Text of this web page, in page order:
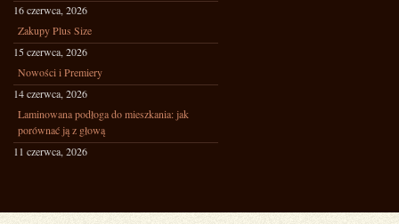
16 czerwca, 2026
Zakupy Plus Size
15 czerwca, 2026
Nowości i Premiery
14 czerwca, 2026
Laminowana podłoga do mieszkania: jak
porównać ją z głową
11 czerwca, 2026